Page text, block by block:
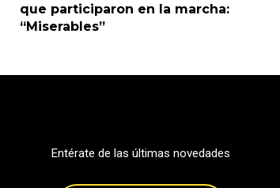
que participaron en la marcha:
“Miserables”
Entérate de las últimas novedades